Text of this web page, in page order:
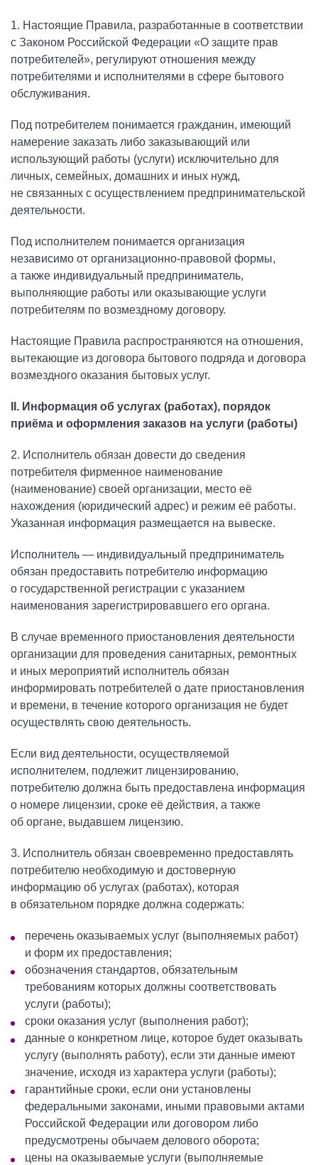
1. Настоящие Правила, разработанные в соответствии
с Законом Российской Федерации «О защите прав
потребителей», регулируют отношения между
потребителями и исполнителями в сфере бытового
обслуживания.
Под потребителем понимается гражданин, имеющий
намерение заказать либо заказывающий или
использующий работы (услуги) исключительно для
личных, семейных, домашних и иных нужд,
не связанных с осуществлением предпринимательской
деятельности.
Под исполнителем понимается организация
независимо от организационно-правовой формы,
а также индивидуальный предприниматель,
выполняющие работы или оказывающие услуги
потребителям по возмездному договору.
Настоящие Правила распространяются на отношения,
вытекающие из договора бытового подряда и договора
возмездного оказания бытовых услуг.
II. Информация об услугах (работах), порядок
приёма и оформления заказов на услуги (работы)
2. Исполнитель обязан довести до сведения
потребителя фирменное наименование
(наименование) своей организации, место её
нахождения (юридический адрес) и режим её работы.
Указанная информация размещается на вывеске.
Исполнитель — индивидуальный предприниматель
обязан предоставить потребителю информацию
о государственной регистрации с указанием
наименования зарегистрировавшего его органа.
В случае временного приостановления деятельности
организации для проведения санитарных, ремонтных
и иных мероприятий исполнитель обязан
информировать потребителей о дате приостановления
и времени, в течение которого организация не будет
осуществлять свою деятельность.
Если вид деятельности, осуществляемой
исполнителем, подлежит лицензированию,
потребителю должна быть предоставлена информация
о номере лицензии, сроке её действия, а также
об органе, выдавшем лицензию.
3. Исполнитель обязан своевременно предоставлять
потребителю необходимую и достоверную
информацию об услугах (работах), которая
в обязательном порядке должна содержать:
перечень оказываемых услуг (выполняемых работ)
и форм их предоставления;
обозначения стандартов, обязательным
требованиям которых должны соответствовать
услуги (работы);
сроки оказания услуг (выполнения работ);
данные о конкретном лице, которое будет оказывать
услугу (выполнять работу), если эти данные имеют
значение, исходя из характера услуги (работы);
гарантийные сроки, если они установлены
федеральными законами, иными правовыми актами
Российской Федерации или договором либо
предусмотрены обычаем делового оборота;
цены на оказываемые услуги (выполняемые
Профессиональная гигиена
Эстетическая стоматология